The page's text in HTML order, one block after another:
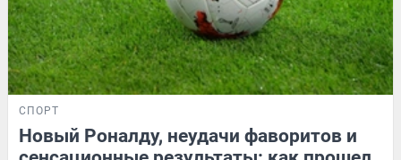
СПОРТ
Новый Роналду, неудачи фаворитов и